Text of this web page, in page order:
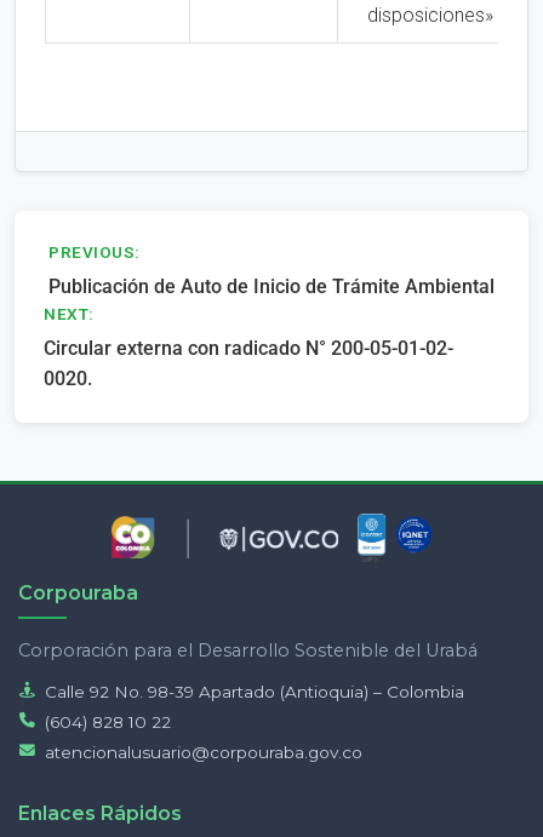
disposiciones»
Navegación
de
entradas
PREVIOUS:
Publicación de Auto de Inicio de Trámite Ambiental
NEXT:
Circular externa con radicado N° 200-05-01-02-
0020.
Corpouraba
Corporación para el Desarrollo Sostenible del Urabá
Calle 92 No. 98-39 Apartado (Antioquia) – Colombia
(604) 828 10 22
atencionalusuario@corpouraba.gov.co
Enlaces Rápidos